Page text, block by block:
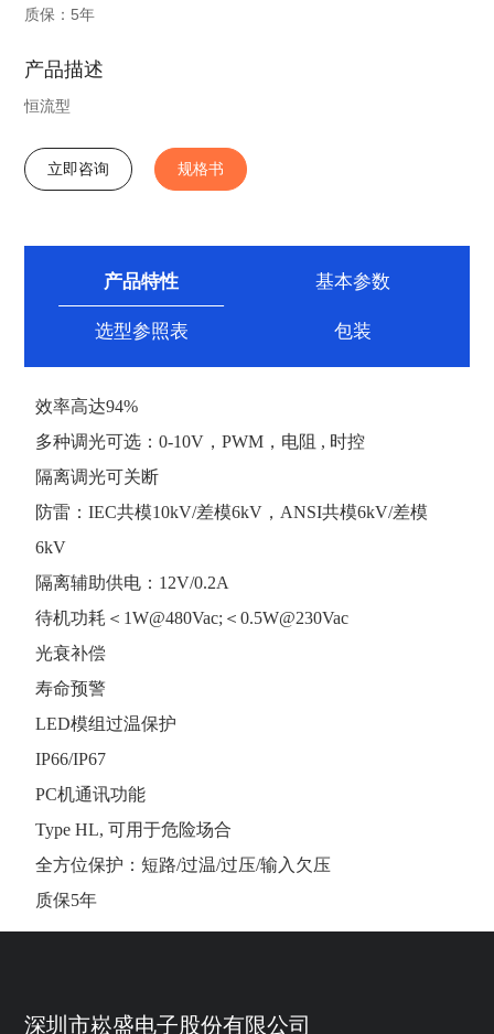
质保：5年
产品描述
恒流型
立即咨询 规格书
产品特性 基本参数
选型参照表 包装
效率高达94%
多种调光可选：0-10V，PWM，电阻 , 时控
隔离调光可关断
防雷：IEC共模10kV/差模6kV，ANSI共模6kV/差模
6kV
隔离辅助供电：12V/0.2A
待机功耗＜1W@480Vac;＜0.5W@230Vac
光衰补偿
寿命预警
LED模组过温保护
IP66/IP67
PC机通讯功能
Type HL, 可用于危险场合
全方位保护：短路/过温/过压/输入欠压
质保5年
深圳市崧盛电子股份有限公司